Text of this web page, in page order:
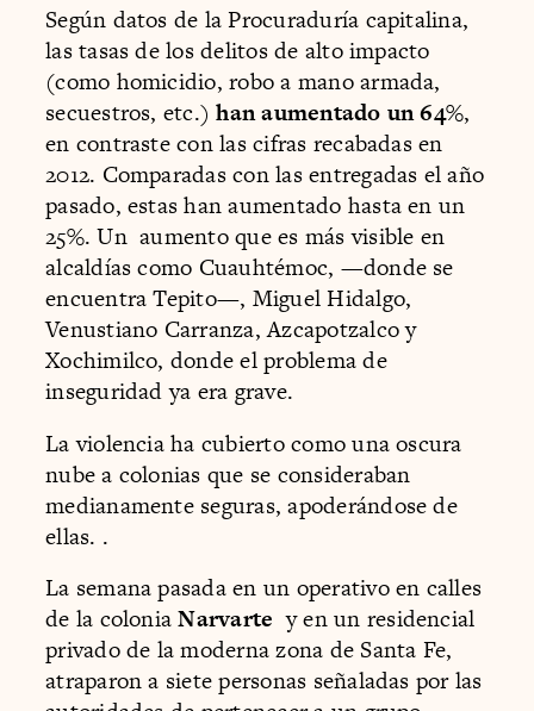
Según datos de la Procuraduría capitalina,
las tasas de los delitos de alto impacto
(como homicidio, robo a mano armada,
secuestros, etc.)han aumentado un 64%,
en contraste con las cifras recabadas en
2012. Comparadas con las entregadas el año
pasado, estas han aumentado hasta en un
25%. Un aumento que es más visible en
alcaldías como Cuauhtémoc, —donde se
encuentra Tepito—, Miguel Hidalgo,
Venustiano Carranza, Azcapotzalco y
Xochimilco, donde el problema de
inseguridad ya era grave.
La violencia ha cubierto como una oscura
nube a colonias que se consideraban
medianamente seguras, apoderándose de
ellas. .
La semana pasada en un operativo en calles
de la coloniaNarvarte y en un residencial
privado de la moderna zona de Santa Fe,
atraparon a siete personas señaladas por las